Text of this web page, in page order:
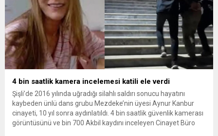
4 bin saatlik kamera incelemesi katili ele verdi
Şişli’de 2016 yılında uğradığı silahlı saldırı sonucu hayatını
kaybeden ünlü dans grubu Mezdeke’nin üyesi Aynur Kanbur
cinayeti, 10 yıl sonra aydınlatıldı. 4 bin saatlik güvenlik kamerası
görüntüsünü ve bin 700 Akbil kaydını inceleyen Cinayet Büro